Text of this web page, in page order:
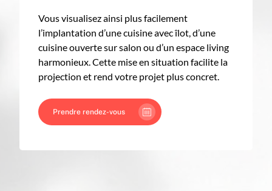
Vous visualisez ainsi plus facilement
l’implantation d’une cuisine avec îlot, d’une
cuisine ouverte sur salon ou d’un espace living
harmonieux. Cette mise en situation facilite la
projection et rend votre projet plus concret.
Prendre rendez-vous